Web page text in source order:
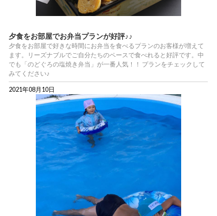
夕食をお部屋でお弁当プランが好評♪♪
夕食をお部屋で好きな時間にお弁当を食べるプランのお客様が増えて
ます。リーズナブルでご自分たちのペースで食べれると好評です。中
でも「のどぐろの塩焼き弁当」が一番人気！！ プランをチェックして
みてください♪
2021年08月10日